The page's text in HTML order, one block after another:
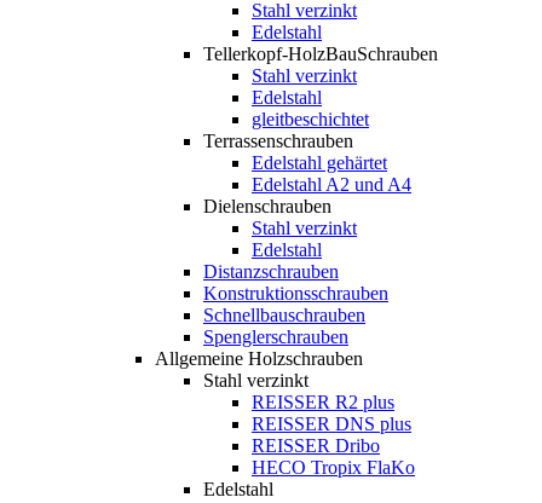
Stahl verzinkt
Edelstahl
Tellerkopf-HolzBauSchrauben
Stahl verzinkt
Edelstahl
gleitbeschichtet
Terrassenschrauben
Edelstahl gehärtet
Edelstahl A2 und A4
Dielenschrauben
Stahl verzinkt
Edelstahl
Distanzschrauben
Konstruktionsschrauben
Schnellbauschrauben
Spenglerschrauben
Allgemeine Holzschrauben
Stahl verzinkt
REISSER R2 plus
REISSER DNS plus
REISSER Dribo
HECO Tropix FlaKo
Edelstahl